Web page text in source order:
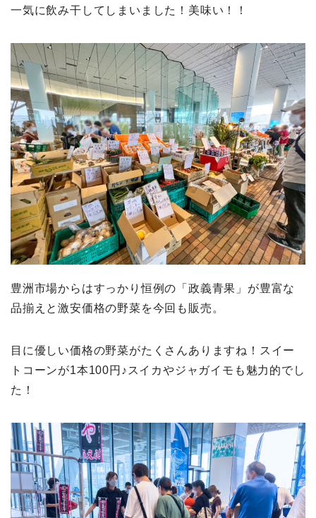
一気に飲み干してしまいました！美味い！！
豊洲市場からはすっかり恒例の「政義青果」が豊富な
品揃えと激安価格の野菜を今回も販売。
目に優しい価格の野菜がたくさんありますね！スイー
トコーンが1本100円♪スイカやジャガイモも魅力的でし
た！